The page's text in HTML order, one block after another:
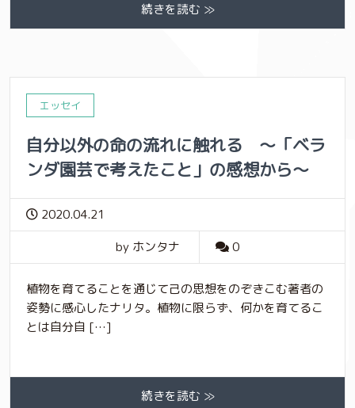
続きを読む ≫
エッセイ
自分以外の命の流れに触れる ～「ベラ
ンダ園芸で考えたこと」の感想から～
2020.04.21
by ホンタナ
0
植物を育てることを通じて己の思想をのぞきこむ著者の
姿勢に感心したナリタ。植物に限らず、何かを育てるこ
とは自分自 […]
続きを読む ≫